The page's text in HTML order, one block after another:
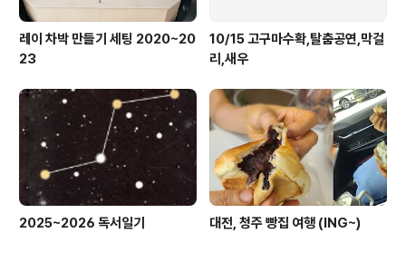
레이 차박 만들기 세팅 2020~20
23
10/15 고구마수확,탈춤공연,막걸
리,새우
2025~2026 독서일기 대전, 청주 빵집 여행 (ING~)